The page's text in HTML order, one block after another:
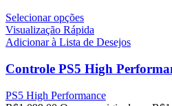
Selecionar opções
Visualização Rápida
Adicionar à Lista de Desejos
Controle PS5 High
PS5 High Performance